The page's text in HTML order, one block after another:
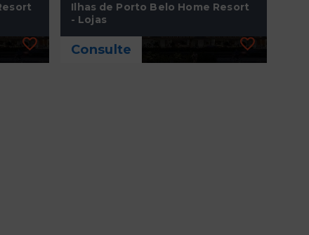
Ilhas de Porto Belo Home Resort
- Lojas
Consulte